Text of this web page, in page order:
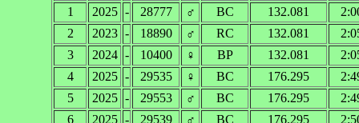
1
2025 - 28777 ♂ BC 132.081
2
2023 - 18890 ♂ RC 132.081
3
2024 - 10400 ♀ BP 132.081
4
2025 - 29535 ♀ BC 176.295
5
2025 - 29553 ♂ BC 176.295
6
2025 - 29539 ♂ BC 176.295